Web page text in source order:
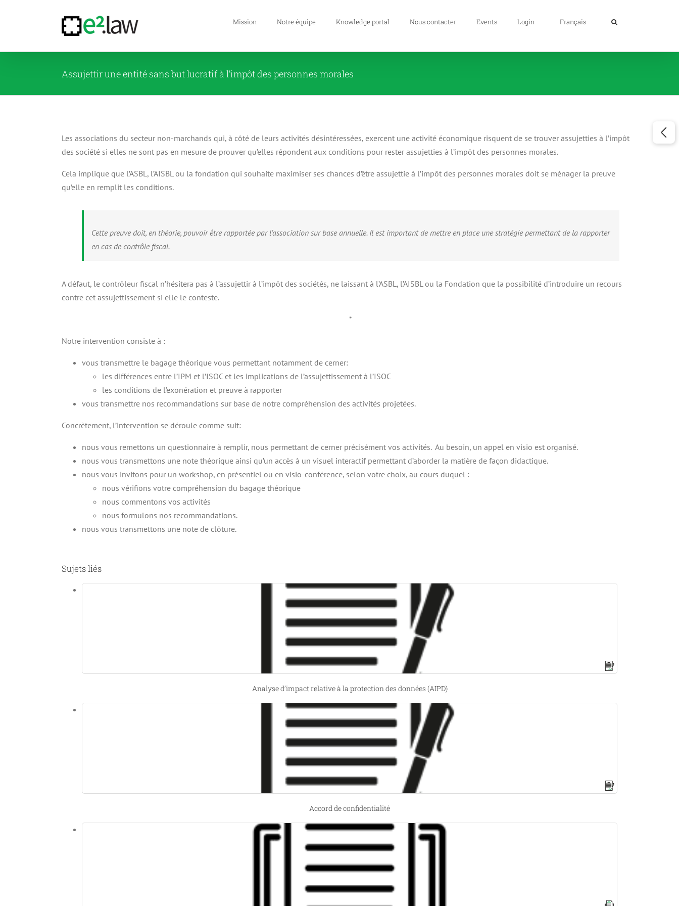
Mission Notre équipe Knowledge portal Nous contacter Events Login Français
Assujettir une entité sans but lucratif à l’impôt des personnes morales
Les associations du secteur non-marchands qui, à côté de leurs activités désintéressées, exercent une activité économique risquent de se trouver assujetties à l’impôt
des société si elles ne sont pas en mesure de prouver qu’elles répondent aux conditions pour rester assujetties à l’impôt des personnes morales.
Cela implique que l’ASBL, l’AISBL ou la fondation qui souhaite maximiser ses chances d’être assujettie à l’impôt des personnes morales doit se ménager la preuve
qu’elle en remplit les conditions.
Cette preuve doit, en théorie, pouvoir être rapportée par l’association sur base annuelle. Il est important de mettre en place une stratégie permettant de la rapporter
en cas de contrôle fiscal.
A défaut, le contrôleur fiscal n’hésitera pas à l’assujettir à l’impôt des sociétés, ne laissant à l’ASBL, l’AISBL ou la Fondation que la possibilité d’introduire un recours
contre cet assujettissement si elle le conteste.
*
Notre intervention consiste à :
vous transmettre le bagage théorique vous permettant notamment de cerner:
les différences entre l’IPM et l’ISOC et les implications de l’assujettissement à l’ISOC
les conditions de l’exonération et preuve à rapporter
vous transmettre nos recommandations sur base de notre compréhension des activités projetées.
Concrètement, l’intervention se déroule comme suit:
nous vous remettons un questionnaire à remplir, nous permettant de cerner précisément vos activités. Au besoin, un appel en visio est organisé.
nous vous transmettons une note théorique ainsi qu’un accès à un visuel interactif permettant d’aborder la matière de façon didactique.
nous vous invitons pour un workshop, en présentiel ou en visio-conférence, selon votre choix, au cours duquel :
nous vérifions votre compréhension du bagage théorique
nous commentons vos activités
nous formulons nos recommandations.
nous vous transmettons une note de clôture.
Sujets liés
Analyse d’impact relative à la protection des données (AIPD)
Accord de confidentialité